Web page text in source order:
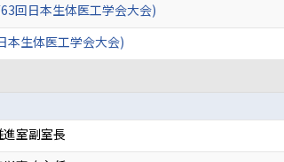
回日本生体医工学会大会)
本生体医工学会大会)
室副室長